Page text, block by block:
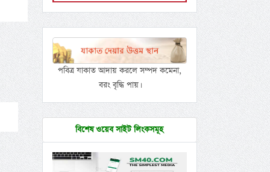
পবিত্র যাকাত আদায় করলে সম্পদ কমেনা,
বরং বৃদ্ধি পায়।
বিশেষ ওয়েব সাইট লিংকসমূহ